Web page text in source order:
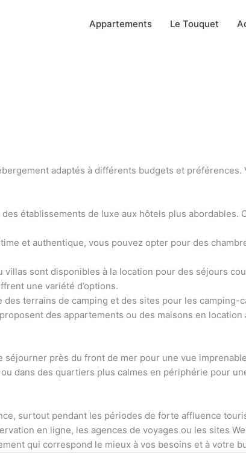
Appartements Le Touquet
adaptés à différents budgets et préférences.
établissements de luxe aux hôtels plus abordables.
et authentique, vous pouvez opter pour des
sont disponibles à la location pour des séjours
une variété d’options.
terrains de camping et des sites pour les camping-
des appartements ou des maisons en location
séjourner près du front de mer pour une vue
dans des quartiers plus calmes en périphérie pour
surtout pendant les périodes de forte affluence
en ligne, les agences de voyages ou les sites
qui correspond le mieux à vos besoins et à votre